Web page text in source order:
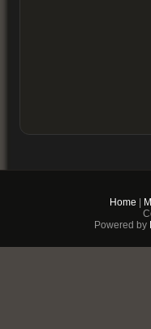
Home
Powered by